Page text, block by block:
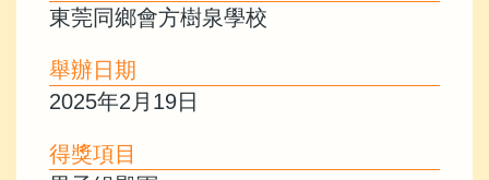
東莞同鄉會方樹泉學校
舉辦日期
2025年2月19日
得獎項目